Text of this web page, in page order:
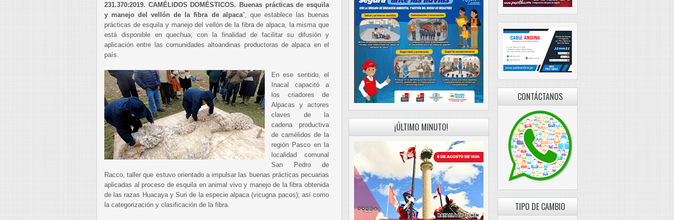
231.370:2019. CAMÉLIDOS DOMÉSTICOS. Buenas prácticas de esquila
y manejo del vellón de la fibra de alpaca”, que establece las buenas
prácticas de esquila y manejo del vellón de la fibra de alpaca, la misma que
está disponible en quechua; con la finalidad de facilitar su difusión y
aplicación entre las comunidades altoandinas productoras de alpaca en el
país.
En ese sentido, el
Inacal capacitó a
los criadores de
Alpacas y actores
claves de la
cadena productiva
de camélidos de la
región Pasco en la
localidad comunal
San Pedro de
Racco, taller que estuvo orientado a impulsar las buenas prácticas pecuarias
aplicadas al proceso de esquila en animal vivo y manejo de la fibra obtenida
de las razas Huacaya y Suri de la especie alpaca (vicugna pacos); así como
la categorización y clasificación de la fibra.
¡ÚLTIMO MINUTO!
CONTÁCTANOS
TIPO DE CAMBIO